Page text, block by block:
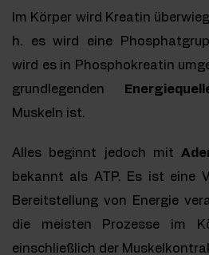
Im Körper wird Kreatin
h. es wird eine
wird es in Phosphokreatin
grundlegenden
Muskeln ist.
Alles beginnt jedoch mit
bekannt als ATP. Es ist eine
Bereitstellung von Energie
die meisten Prozesse im
einschließlich der